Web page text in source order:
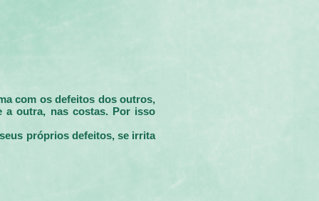
com os defeitos dos outros,
a outra, nas costas. Por isso
próprios defeitos, se irrita